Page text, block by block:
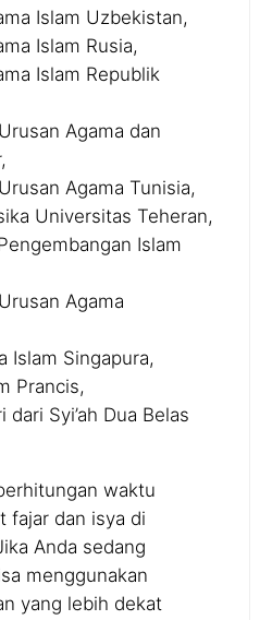
Islam Uzbekistan,
Islam Rusia,
Islam Republik
Agama dan
Agama Tunisia,
Universitas Teheran,
Islam
Agama
Islam Singapura,
Prancis,
dari Syi’ah Dua Belas
waktu
fajar dan isya di
Anda sedang
menggunakan
yang lebih dekat